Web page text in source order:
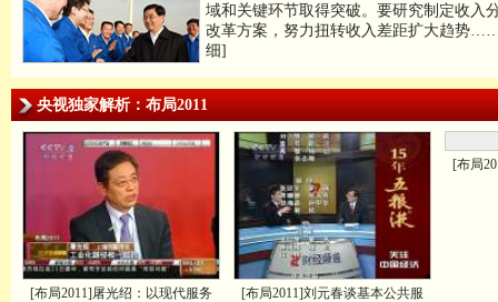
域和关键环节取得突破。要研究制定收入
改革方案，努力扭转收入差距扩大趋势
细]
央视独家解析：布局2011
[布局2011]屠光绍：以现代服务
[布局2011]刘元春谈基本公共服
[布局